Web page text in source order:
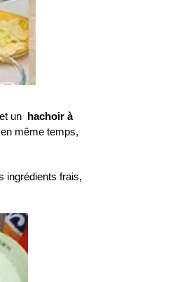
et un hachoir à
en même temps,
ingrédients frais,